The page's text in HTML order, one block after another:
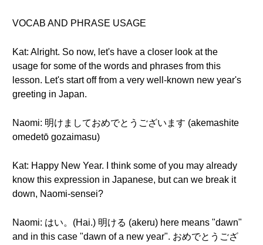
VOCAB AND PHRASE USAGE
Kat: Alright. So now, let's have a closer look at the
usage for some of the words and phrases from this
lesson. Let's start off from a very well-known new year's
greeting in Japan.
Naomi: 明けましておめでとうございます (akemashite
omedetō gozaimasu)
Kat: Happy New Year. I think some of you may already
know this expression in Japanese, but can we break it
down, Naomi-sensei?
Naomi: はい。(Hai.) 明ける (akeru) here means "dawn"
and in this case "dawn of a new year". おめでとうござ